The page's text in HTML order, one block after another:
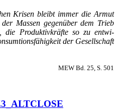
Kri­sen bleibt im­mer die Ar­mut
Mas­sen ge­gen­über dem Trieb
die Pro­duk­­ti­v­kräf­te so zu ent­wi­
der Ge­sel­l­­schaft
MEW Bd. 25, S. 501